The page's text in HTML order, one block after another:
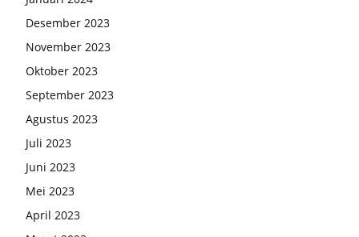
Desember 2023
November 2023
Oktober 2023
September 2023
Agustus 2023
Juli 2023
Juni 2023
Mei 2023
April 2023